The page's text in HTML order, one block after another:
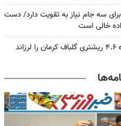
سه جام نیاز به تقویت دارد/ دست
خالی است